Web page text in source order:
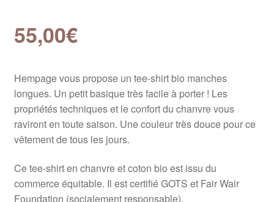
55,00€
Hempage vous propose un tee-shirt bio manches
longues. Un petit basique très facile à porter ! Les
propriétés techniques et le confort du chanvre vous
raviront en toute saison. Une couleur très douce pour ce
vêtement de tous les jours.
Ce tee-shirt en chanvre et coton bio est issu du
commerce équitable. Il est certifié GOTS et Fair Wair
Foundation (socialement responsable).